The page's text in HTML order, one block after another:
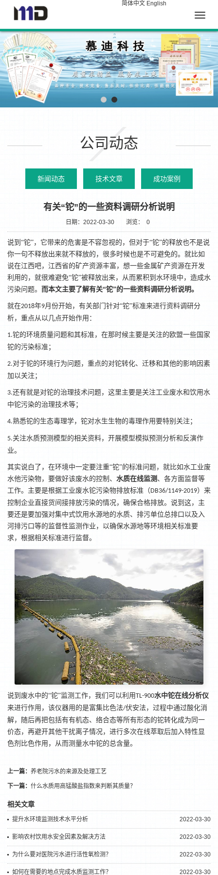
简体中文 English
Toggle
公司动态
新闻动态 技术文章 成功案例
有关“铊”的一些资料调研分析说明
日期：2022-03-30 浏览： 0
说到 “铊”，它带来的危害是不容忽视的，但对于“铊”的释放也不是说
你一句不释放出来就不释放的，很多时候也是不可避免的。就比如
说在江西吧，江西省的矿产资源丰富，想一些金属矿产资源在开发
利用的，就很难避免“铊”被释放出来，从而累积到水环境中，造成水
污染问题。 而本文主要了解有关“铊”的一些资料调研分析说明。
就在2018年9月份开始，有关部门针对“铊”标准来进行资料调研分
析，重点从以几点开始作用：
1.铊的环境质量问题和其标准，在那时候主要是关注的欧盟一些国家
铊的污染标准；
2.对于铊的环境行为问题，重点的对铊转化、迁移和其他的影响因素
加以关注；
3.还有就是对铊的治理技术问题，这里主要是关注工业废水和饮用水
中铊污染的治理技术等；
4.熟悉铊的生态毒理学，铊对水生生物的毒理作用要特别关注；
5.关注水质预测模型的相关资料，开展模型模拟预测分析和反演作
业。
其实说白了，在环境中一定要注重“铊”的标准问题，就比如水工业废
水他污染物，要做好该废水的控制、 水质在线监测 、各方面监督等
工作。主要是根据工业废水铊污染物排放标准（DB36/1149-2019）来
控制企业直接货间接排放污染的情况，确保合格排放。说到这，主
要还是要加强对集中式饮用水源地的水质、排污单位总排口以及入
河排污口等的监督性监测作业，以确保水源地等环境相关标准要
求，根据相关标准进行监督。
说到废水中的“铊”监测工作，我们可以利用TL-900水中铊在线分析仪
来进行作用，该仪器用的是富集比色法/伏安法，过程中通过酸化消
解，随后再把包括有有机态、络合态等所有形态的铊转化成为同一
价态，再避开其他干扰离子情况，进行多次在线萃取后加入特性显
色剂比色作用，从而测量水中铊的总含量。
上一篇： 养老院污水的来源及处理工艺
下一篇： 什么水质用高锰酸盐指数来判断其质量？
相关文章
2022-03-30
提升水环境监测技术水平分析
2022-03-30
影响农村饮用水安全因素及解决方法
2022-03-30
为什么要对医院污水进行活性氧检测？
2022-03-30
如何在需要的地点完成水质监测工作？